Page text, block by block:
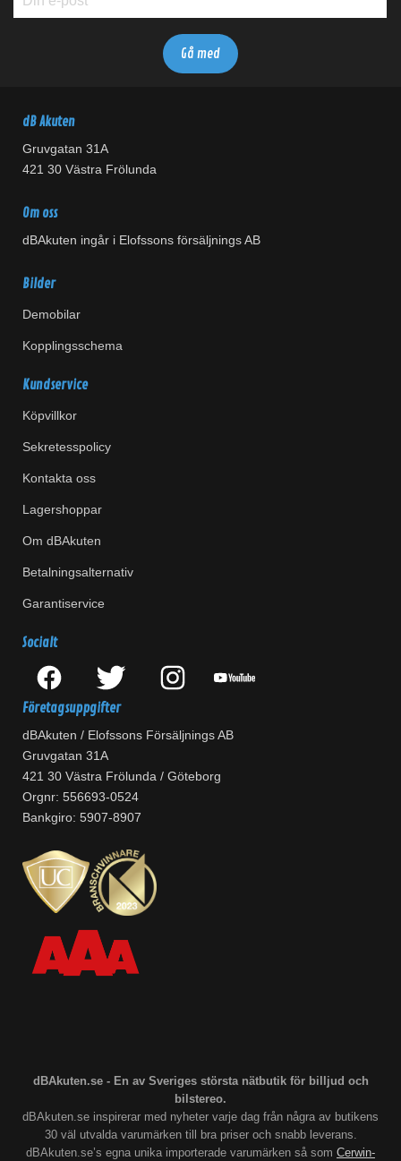
dB Akuten
Gruvgatan 31A
421 30 Västra Frölunda
Om oss
dBAkuten ingår i Elofssons försäljnings AB
Bilder
Demobilar
Kopplingsschema
Kundservice
Köpvillkor
Sekretesspolicy
Kontakta oss
Lagershoppar
Om dBAkuten
Betalningsalternativ
Garantiservice
Socialt
Företagsuppgifter
dBAkuten / Elofssons Försäljnings AB
Gruvgatan 31A
421 30 Västra Frölunda / Göteborg
Orgnr: 556693-0524
Bankgiro: 5907-8907
dBAkuten.se - En av Sveriges största nätbutik för billjud och
bilstereo.
dBAkuten.se inspirerar med nyheter varje dag från några av butikens
30 väl utvalda varumärken till bra priser och snabb leverans.
dBAkuten.se’s egna unika importerade varumärken så som Cerwin-